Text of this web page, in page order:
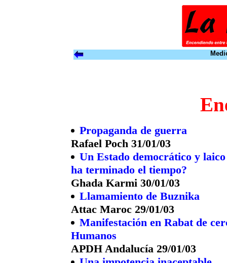
Propaganda de guerra
Rafael Poch 31/01/03
Un Estado democrático y
ha terminado el tiempo?
Ghada Karmi 30/01/03
Llamamiento de Buznika
Attac Maroc 29/01/03
Manifestación en Rabat de
Humanos
APDH Andalucía 29/01/03